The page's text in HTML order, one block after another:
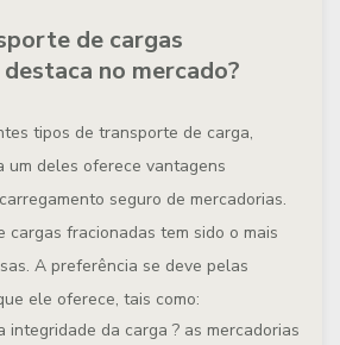
de cargas
no mercado?
tipos de transporte de carga,
um deles oferece vantagens
seguro de mercadorias.
cargas fracionadas tem sido o mais
A preferência se deve pelas
ele oferece, tais como:
integridade da carga ? as mercadorias